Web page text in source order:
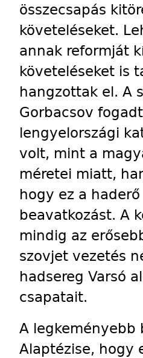
összecsapás
követeléseket.
annak reformját
követeléseket is
hangzottak el. A
Gorbacsov
lengyelországi
volt, mint a
méretei miatt,
hogy ez a
beavatkozást. A
mindig az
szovjet vezetés
hadsereg Varsó
csapatait.
A legkeményebb
Alaptézise, hogy